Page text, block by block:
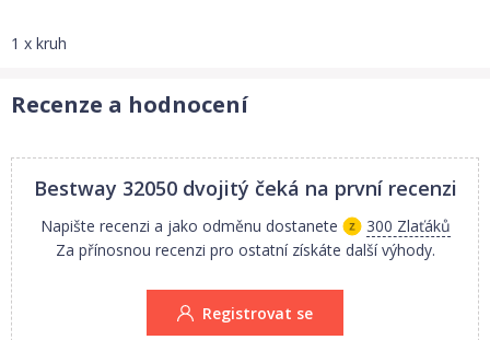
1 x kruh
Recenze a hodnocení
Bestway 32050 dvojitý čeká na první recenzi
Napište recenzi a jako odměnu dostanete
300 Zlaťáků
Za přínosnou recenzi pro ostatní získáte další výhody.
Registrovat se